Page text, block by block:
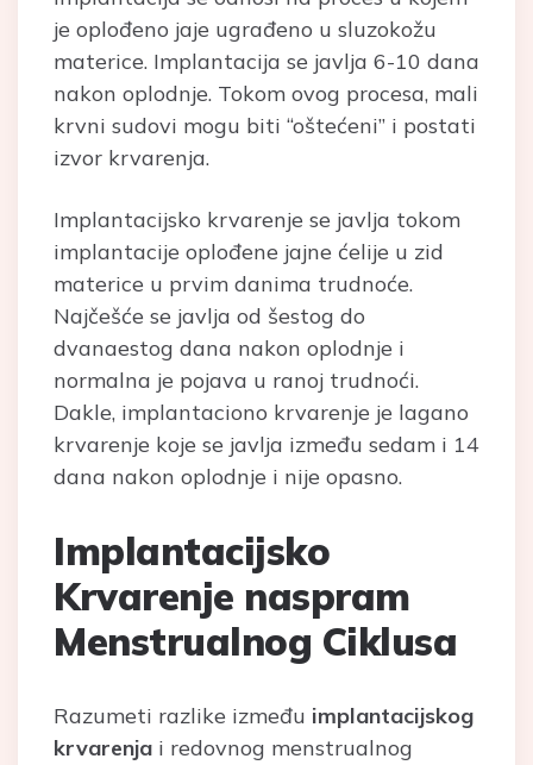
je oplođeno jaje ugrađeno u sluzokožu
materice. Implantacija se javlja 6-10 dana
nakon oplodnje. Tokom ovog procesa, mali
krvni sudovi mogu biti “oštećeni” i postati
izvor krvarenja.
Implantacijsko krvarenje se javlja tokom
implantacije oplođene jajne ćelije u zid
materice u prvim danima trudnoće.
Najčešće se javlja od šestog do
dvanaestog dana nakon oplodnje i
normalna je pojava u ranoj trudnoći.
Dakle, implantaciono krvarenje je lagano
krvarenje koje se javlja između sedam i 14
dana nakon oplodnje i nije opasno.
Implantacijsko
Krvarenje naspram
Menstrualnog Ciklusa
Razumeti razlike između implantacijskog
krvarenja i redovnog menstrualnog